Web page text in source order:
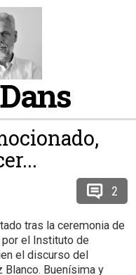
Dans
2
tras la ceremonia de
el Instituto de
el discurso del
Blanco. Buenísima y